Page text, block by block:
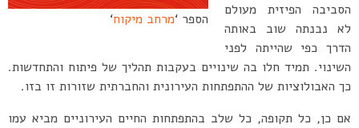
הספר ‘מרחב מיקוח‘
הסביבה הפיזית מעולם
לא נבנתה שוב באותה
הדרך כפי שהייתה לפני
השינוי. תמיד חלו בה שינויים בעקבות תהליך של פיתוח והתחדשות.
כך האבולוציות של ההתפתחות העירונית והחברתית שזורות זו בזו.
אם כן, כל תקופה, כל שלב בהתפתחות החיים העירוניים מביא עמו